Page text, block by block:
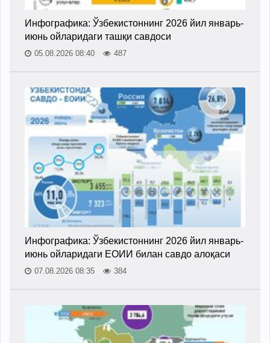
Инфографика: Ўзбекистоннинг 2026 йил январь-
июнь ойларидаги ташқи савдоси
05.08.2026 08:40 487
Инфографика: Ўзбекистоннинг 2026 йил январь-
июнь ойларидаги ЕОИИ билан савдо алоқаси
07.08.2026 08:35 384